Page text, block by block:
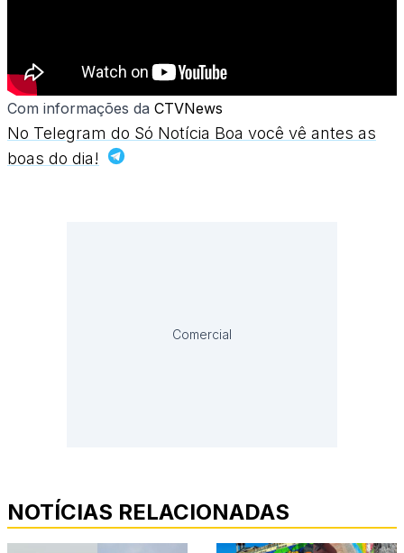
Com informações da CTVNews
No Telegram do Só Notícia Boa você vê antes as
boas do dia!
Comercial
NOTÍCIAS RELACIONADAS